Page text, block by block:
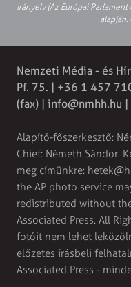
irányelv (Az Európai
alapján.
Nemzeti Média - és
Pf. 75. | +36 1 457
(fax) | info@nmhh.hu |
Alapító-főszerkesztő:
Chief: Németh Sándor.
meg címünkre:
the AP photo service
redistributed without
Associated Press. All
fotóit nem lehet
előzetes írásbeli
Associated Press -